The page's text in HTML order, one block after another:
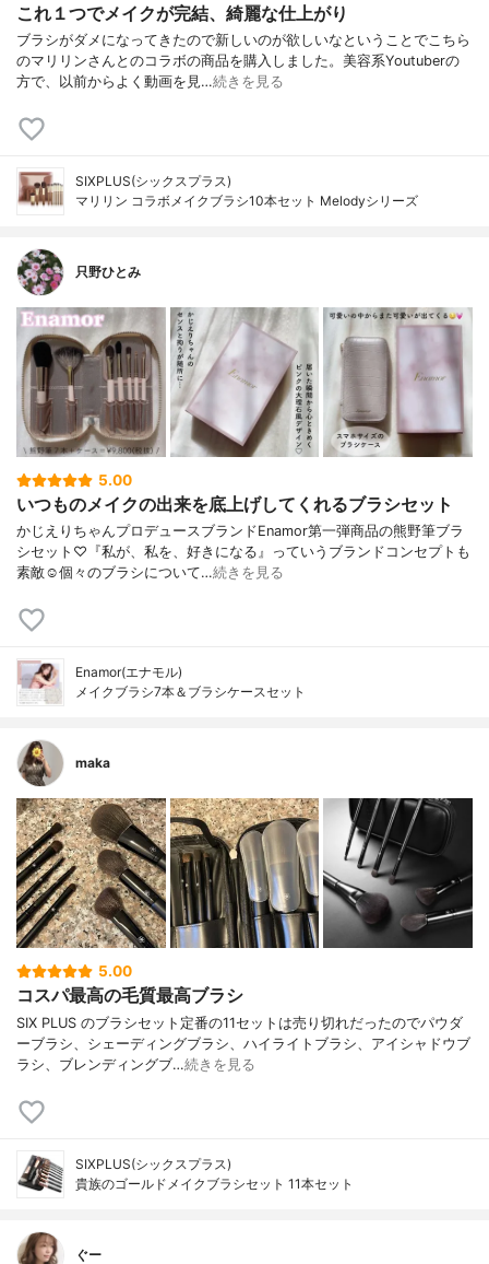
これ１つでメイクが完結、綺麗な仕上がり
ブラシがダメになってきたので新しいのが欲しいなということでこちら
のマリリンさんとのコラボの商品を購入しました。美容系Youtuberの
方で、以前からよく動画を見…続きを見る
SIXPLUS(シックスプラス)
マリリン コラボメイクブラシ10本セット Melodyシリーズ
只野ひとみ
5.00
いつものメイクの出来を底上げしてくれるブラシセット
かじえりちゃんプロデュースブランドEnamor第一弾商品の熊野筆ブラ
シセット♡『私が、私を、好きになる』っていうブランドコンセプトも
素敵☺️個々のブラシについて…続きを見る
Enamor(エナモル)
メイクブラシ7本＆ブラシケースセット
maka
5.00
コスパ最高の毛質最高ブラシ
SIX PLUS のブラシセット定番の11セットは売り切れだったのでパウダ
ーブラシ、シェーディングブラシ、ハイライトブラシ、アイシャドウブ
ラシ、ブレンディングブ…続きを見る
SIXPLUS(シックスプラス)
貴族のゴールドメイクブラシセット 11本セット
ぐー